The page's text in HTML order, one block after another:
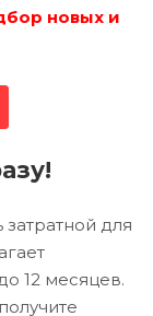
новых и
для
12 месяцев.